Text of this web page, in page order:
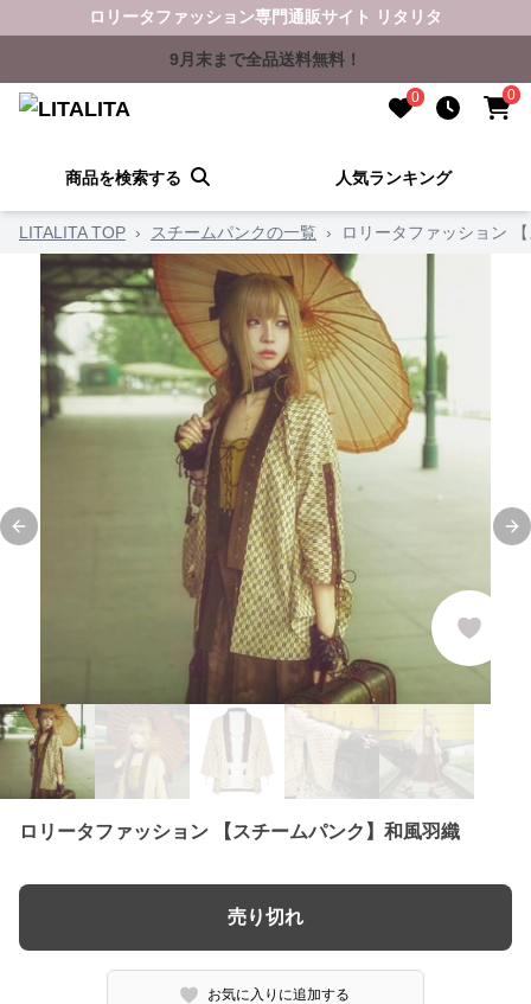
ロリータファッション専門通販サイト リタリタ
9月末まで全品送料無料！
0 0
商品を検索する 人気ランキング
LITALITA TOP › スチームパンクの一覧 › ロリータファッション
Previous slide
ロリータファッション 【スチームパンク】和風羽織
売り切れ
お気に入りに追加する